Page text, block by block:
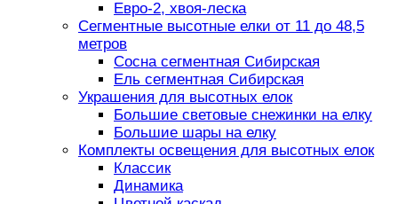
Евро-2, хвоя-леска
Сегментные высотные елки от 11 до 48,5
метров
Сосна сегментная Сибирская
Ель сегментная Сибирская
Украшения для высотных елок
Большие световые снежинки на елку
Большие шары на елку
Комплекты освещения для высотных елок
Классик
Динамика